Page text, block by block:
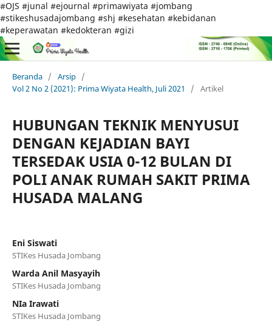
#OJS #junal #ejournal #primawiyata #jombang
#stikeshusadajombang #shj #kesehatan #kebidanan
#keperawatan #kedokteran #gizi
Beranda / Arsip /
Vol 2 No 2 (2021): Prima Wiyata Health, Juli 2021
/ Artikel
HUBUNGAN TEKNIK MENYUSUI
DENGAN KEJADIAN BAYI
TERSEDAK USIA 0-12 BULAN DI
POLI ANAK RUMAH SAKIT PRIMA
HUSADA MALANG
Eni Siswati
STIKes Husada Jombang
Warda Anil Masyayih
STIKes Husada Jombang
NIa Irawati
STIKes Husada Jombang